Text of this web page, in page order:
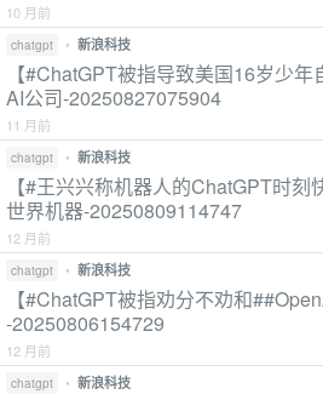
10 月前
chatgpt • 新浪科技
【#ChatGPT被指导致美国16岁少
AI公司-20250827075904
11 月前
chatgpt • 新浪科技
【#王兴兴称机器人的ChatGPT时刻
世界机器-20250809114747
12 月前
chatgpt • 新浪科技
【#ChatGPT被指劝分不劝和
-20250806154729
12 月前
chatgpt • 新浪科技